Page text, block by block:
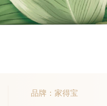
品牌：家得宝